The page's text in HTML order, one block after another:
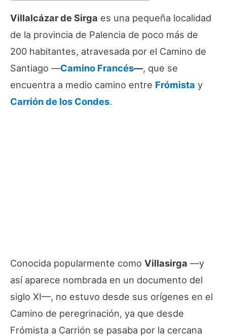
Villalcázar de Sirga es una pequeña localidad
de la provincia de Palencia de poco más de
200 habitantes, atravesada por el Camino de
Santiago —Camino Francés—, que se
encuentra a medio camino entre Frómista y
Carrión de los Condes.
Conocida popularmente como Villasirga —y
así aparece nombrada en un documento del
siglo XI—, no estuvo desde sus orígenes en el
Camino de peregrinación, ya que desde
Frómista a Carrión se pasaba por la cercana